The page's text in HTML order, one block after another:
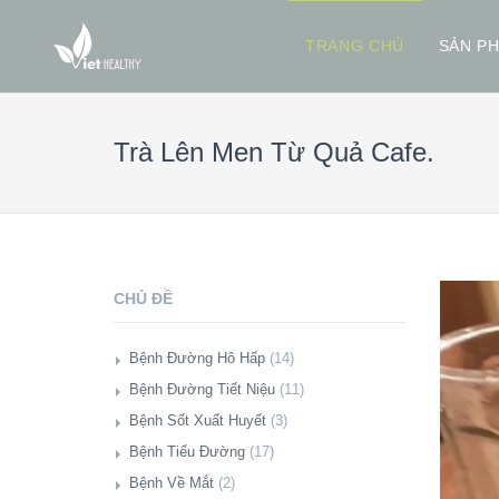
TRANG CHỦ SẢN
Trà Lên Men Từ Quả Cafe.
CHỦ ĐỀ
Bệnh Đường Hô Hấp (14)
Giới Thiệu
Hàng Triệu Người Có Mức Đường
Huyết Cao Phải Đối Mặt Với Nguy Cơ
Bệnh Đường Tiết Niệu (11)
Giới Thiệu
Giảm Suy Thận Cực Đơn Giản Bằng
Amla, Giấm Táo Và Baking Soda
Bệnh Sốt Xuất Huyết (3)
Giới Thiệu
Thực Phẩm Tốt Cho Sốt Xuất Huyết
Bệnh Tiểu Đường (17)
Giới Thiệu
Bệnh Về Mắt (2)